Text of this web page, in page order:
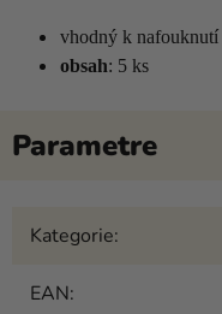
vhodný k nafouknutí
obsah: 5 ks
Kategorie:
EAN: